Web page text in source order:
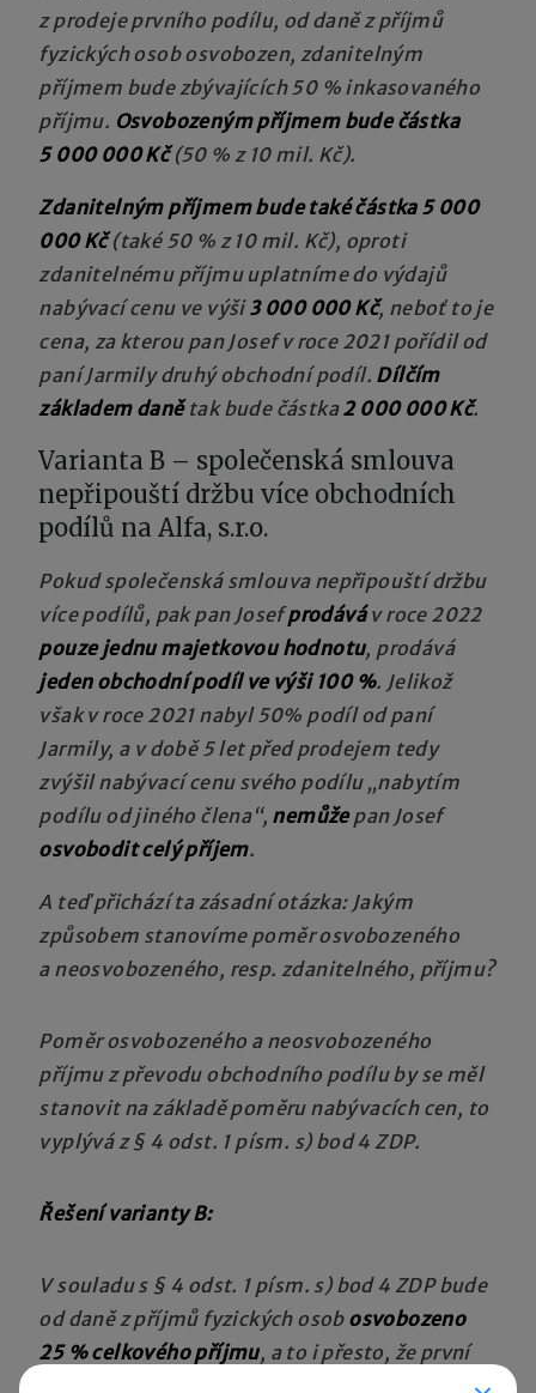
z prodeje prvního podílu, od daně z příjmů
fyzických osob osvobozen, zdanitelným
příjmem bude zbývajících 50 % inkasovaného
příjmu. Osvobozeným příjmem bude částka
5 000 000 Kč(50 % z 10 mil. Kč).
Zdanitelným příjmem bude také částka 5 000
000 Kč(také 50 % z 10 mil. Kč), oproti
zdanitelnému příjmu uplatníme do výdajů
nabývací cenu ve výši3 000 000 Kč, neboť to je
cena, za kterou pan Josef v roce 2021 pořídil od
paní Jarmily druhý obchodní podíl. Dílčím
základem danětak bude částka2 000 000 Kč.
Varianta B – společenská smlouva
nepřipouští držbu více obchodních
podílů na Alfa, s.r.o.
Pokud společenská smlouva nepřipouští držbu
více podílů, pak pan Josefprodáváv roce 2022
pouze jednu majetkovou hodnotu, prodává
jeden obchodní podíl ve výši 100 %. Jelikož
však v roce 2021 nabyl 50% podíl od paní
Jarmily, a v době 5 let před prodejem tedy
zvýšil nabývací cenu svého podílu „nabytím
podílu od jiného člena“, nemůžepan Josef
osvobodit celý příjem.
A teď přichází ta zásadní otázka: Jakým
způsobem stanovíme poměr osvobozeného
a neosvobozeného, resp. zdanitelného, příjmu?
Poměr osvobozeného a neosvobozeného
příjmu z převodu obchodního podílu by se měl
stanovit na základě poměru nabývacích cen, to
vyplývá z § 4 odst. 1 písm. s) bod 4 ZDP.
Řešení varianty B:
V souladu s § 4 odst. 1 písm. s) bod 4 ZDP bude
od daně z příjmů fyzických osob osvobozeno
25 % celkového příjmu, a to i přesto, že první